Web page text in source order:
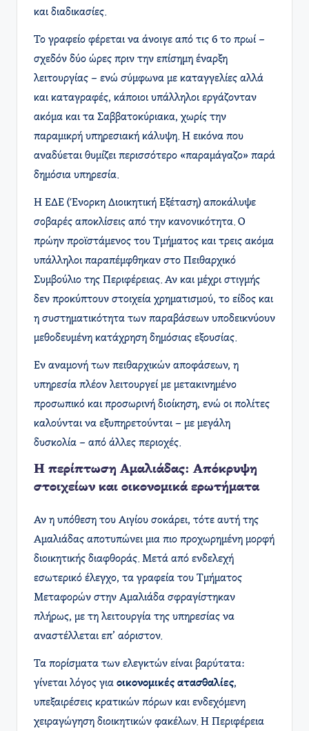
και διαδικασίες.
Το γραφείο φέρεται να άνοιγε από τις 6 το πρωί –
σχεδόν δύο ώρες πριν την επίσημη έναρξη
λειτουργίας – ενώ σύμφωνα με καταγγελίες αλλά
και καταγραφές, κάποιοι υπάλληλοι εργάζονταν
ακόμα και τα Σαββατοκύριακα, χωρίς την
παραμικρή υπηρεσιακή κάλυψη. Η εικόνα που
αναδύεται θυμίζει περισσότερο «παραμάγαζο» παρά
δημόσια υπηρεσία.
Η ΕΔΕ (Ένορκη Διοικητική Εξέταση) αποκάλυψε
σοβαρές αποκλίσεις από την κανονικότητα. Ο
πρώην προϊστάμενος του Τμήματος και τρεις ακόμα
υπάλληλοι παραπέμφθηκαν στο Πειθαρχικό
Συμβούλιο της Περιφέρειας. Αν και μέχρι στιγμής
δεν προκύπτουν στοιχεία χρηματισμού, το είδος και
η συστηματικότητα των παραβάσεων υποδεικνύουν
μεθοδευμένη κατάχρηση δημόσιας εξουσίας.
Εν αναμονή των πειθαρχικών αποφάσεων, η
υπηρεσία πλέον λειτουργεί με μετακινημένο
προσωπικό και προσωρινή διοίκηση, ενώ οι πολίτες
καλούνται να εξυπηρετούνται – με μεγάλη
δυσκολία – από άλλες περιοχές.
Η περίπτωση Αμαλιάδας: Απόκρυψη
στοιχείων και οικονομικά ερωτήματα
Αν η υπόθεση του Αιγίου σοκάρει, τότε αυτή της
Αμαλιάδας αποτυπώνει μια πιο προχωρημένη μορφή
διοικητικής διαφθοράς. Μετά από ενδελεχή
εσωτερικό έλεγχο, τα γραφεία του Τμήματος
Μεταφορών στην Αμαλιάδα σφραγίστηκαν
πλήρως, με τη λειτουργία της υπηρεσίας να
αναστέλλεται επ’ αόριστον.
Τα πορίσματα των ελεγκτών είναι βαρύτατα:
γίνεται λόγος για οικονομικές ατασθαλίες,
υπεξαιρέσεις κρατικών πόρων και ενδεχόμενη
χειραγώγηση διοικητικών φακέλων. Η Περιφέρεια